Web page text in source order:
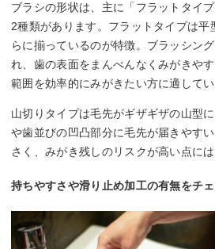
ブラシの形状は、主に「フラットタイ
2種類があります。フラットタイプは平
らに揃っているのが特徴。ブラッシン
れ、歯の表面をまんべんなくみがきや
範囲を効率的にみがきたい方に適してい
山切りタイプは毛先がギザギザの山型
や歯並びの凹凸部分に毛先が届きやす
さく、みがき残しのリスクが高い点には
持ちやすさや滑り止め加工の有無をチ